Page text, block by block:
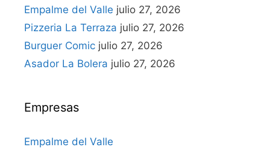
Empalme del Valle julio 27, 2026
Pizzeria La Terraza julio 27, 2026
Burguer Comic julio 27, 2026
Asador La Bolera julio 27, 2026
Empresas
Empalme del Valle